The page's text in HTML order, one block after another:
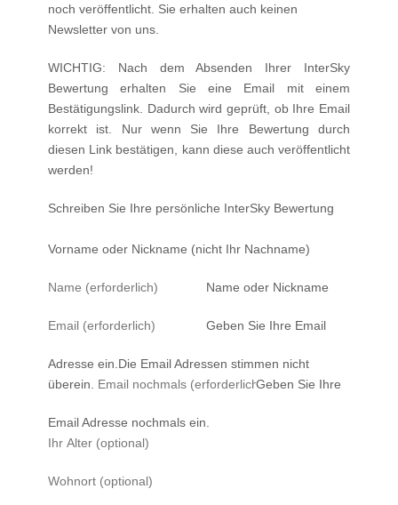
noch veröffentlicht. Sie erhalten auch keinen
Newsletter von uns.
WICHTIG: Nach dem Absenden Ihrer InterSky
Bewertung erhalten Sie eine Email mit einem
Bestätigungslink. Dadurch wird geprüft, ob Ihre Email
korrekt ist. Nur wenn Sie Ihre Bewertung durch
diesen Link bestätigen, kann diese auch veröffentlicht
werden!
Schreiben Sie Ihre persönliche InterSky Bewertung
Vorname oder Nickname (nicht Ihr Nachname)
Name oder Nickname
Geben Sie Ihre Email
Adresse ein. Die Email Adressen stimmen nicht
überein.
Geben Sie Ihre
Email Adresse nochmals ein.